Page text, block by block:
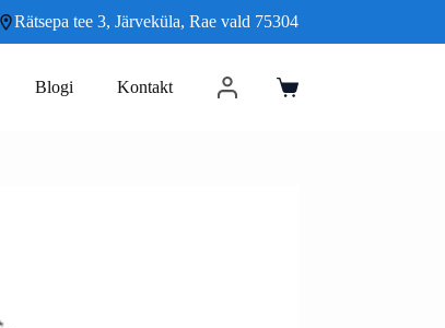
Rätsepa tee 3, Järveküla, Rae vald 75304
Blogi Kontakt